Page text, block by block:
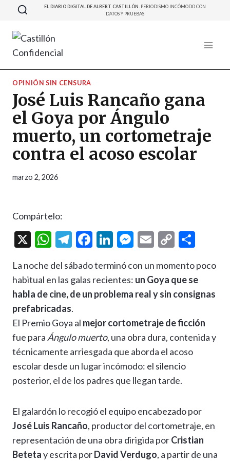
Saltar
contenido
EL DIARIO DIGITAL DE ALBERT CASTILLÓN. PERIODISMO INCÓMODO CON
DATOS Y PRUEBAS
OPINIÓN SIN CENSURA
José Luis Rancaño gana
el Goya por Ángulo
muerto, un cortometraje
contra el acoso escolar
marzo 2, 2026
Compártelo:
X
W
at
s
A
p
p
T
e
gr
m
F
e
b
o
o
k
Li
ke
dI
M
se
n
er
E
ai
l
C
p
y
n
k
m
p
ar
ti
r
La noche del sábado terminó con un momento poco
habitual en las galas recientes: un Goya que se
habla de cine, de un problema real y sin consignas
prefabricadas.
El Premio Goya al mejor cortometraje de ficción
fue para Ángulo muerto, una obra dura, contenida y
técnicamente arriesgada que aborda el acoso
escolar desde un lugar incómodo: el silencio
posterior, el de los padres que llegan tarde.
El galardón lo recogió el equipo encabezado por
José Luis Rancaño, productor del cortometraje, en
representación de una obra dirigida porCristian
Betetay escrita porDavid Verdugo, a partir de una